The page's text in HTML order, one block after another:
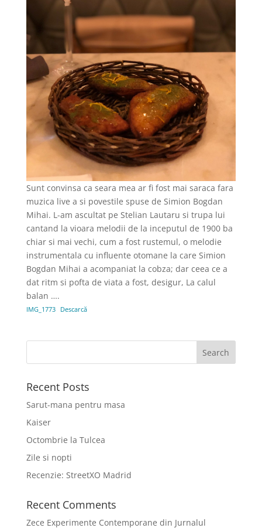
Sunt convinsa ca seara mea ar fi fost mai saraca fara
muzica live a si povestile spuse de Simion Bogdan
Mihai. L-am ascultat pe Stelian Lautaru si trupa lui
cantand la vioara melodii de la inceputul de 1900 ba
chiar si mai vechi, cum a fost rustemul, o melodie
instrumentala cu influente otomane la care Simion
Bogdan Mihai a acompaniat la cobza; dar ceea ce a
dat ritm si pofta de viata a fost, desigur, La calul
balan ….
IMG_1773 Descarcă
Recent Posts
Sarut-mana pentru masa
Kaiser
Octombrie la Tulcea
Zile si nopti
Recenzie: StreetXO Madrid
Recent Comments
Zece Experimente Contemporane din Jurnalul